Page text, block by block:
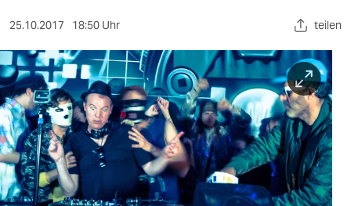
kultur
sport
berlin
nord
wahrheit
verlag
25.10.2017 18:50 Uhr teilen